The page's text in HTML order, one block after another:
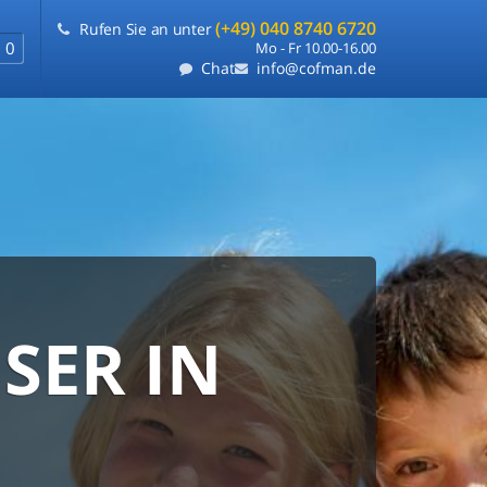
0
Rufen Sie an unter(+49) 040 8740 6720
Mo - Fr 10.00-16.00
Chat info@cofman.de
IN
uns